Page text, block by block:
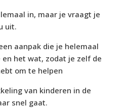
in, maar je vraagt je
uit.
aanpak die je helemaal
het wat, zodat je zelf de
om te helpen
van kinderen in de
snel gaat.